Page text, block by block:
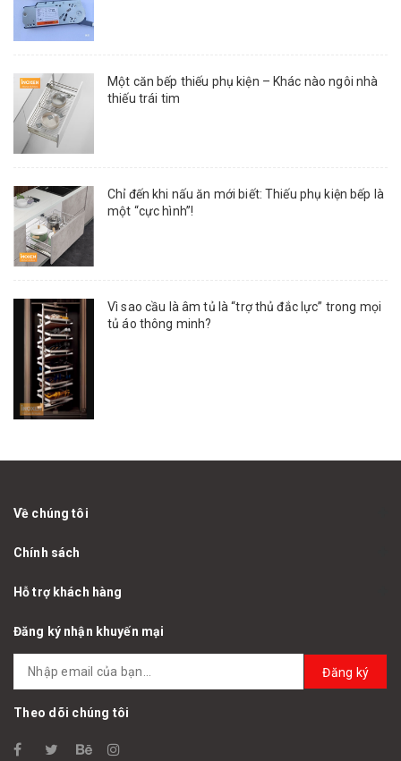
Một căn bếp thiếu phụ kiện – Khác nào ngôi nhà
thiếu trái tim
Chỉ đến khi nấu ăn mới biết: Thiếu phụ kiện bếp là
một “cực hình”!
Vì sao cầu là âm tủ là “trợ thủ đắc lực” trong mọi
tủ áo thông minh?
Về chúng tôi
Chính sách
Hỗ trợ khách hàng
Đăng ký nhận khuyến mại
Đăng ký
Theo dõi chúng tôi